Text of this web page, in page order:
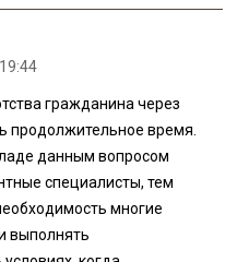
гражданина через
продолжительное время.
данным вопросом
специалисты, тем
многие
выполнять